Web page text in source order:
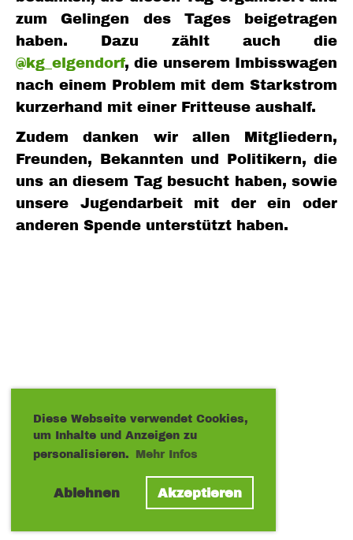
Diese Webseite verwendet Cookies,
um Inhalte und Anzeigen zu
personalisieren.
Mehr Infos
Ablehnen Akzeptieren
zum Gelingen des Tages beigetragen
haben. Dazu zählt auch die
@kg_elgendorf, die unserem Imbisswagen
nach einem Problem mit dem Starkstrom
kurzerhand mit einer Fritteuse aushalf.
Zudem danken wir allen Mitgliedern,
Freunden, Bekannten und Politikern, die
uns an diesem Tag besucht haben, sowie
unsere Jugendarbeit mit der ein oder
anderen Spende unterstützt haben.